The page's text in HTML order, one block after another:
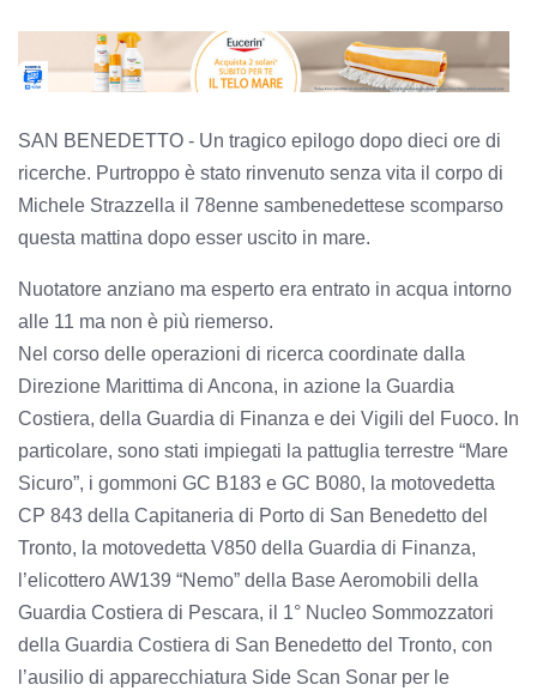
SAN BENEDETTO - Un tragico epilogo dopo dieci ore di
ricerche. Purtroppo è stato rinvenuto senza vita il corpo di
Michele Strazzella il 78enne sambenedettese scomparso
questa mattina dopo esser uscito in mare.
Nuotatore anziano ma esperto era entrato in acqua intorno
alle 11 ma non è più riemerso.
Nel corso delle operazioni di ricerca coordinate dalla
Direzione Marittima di Ancona, in azione la Guardia
Costiera, della Guardia di Finanza e dei Vigili del Fuoco. In
particolare, sono stati impiegati la pattuglia terrestre “Mare
Sicuro”, i gommoni GC B183 e GC B080, la motovedetta
CP 843 della Capitaneria di Porto di San Benedetto del
Tronto, la motovedetta V850 della Guardia di Finanza,
l’elicottero AW139 “Nemo” della Base Aeromobili della
Guardia Costiera di Pescara, il 1° Nucleo Sommozzatori
della Guardia Costiera di San Benedetto del Tronto, con
l’ausilio di apparecchiatura Side Scan Sonar per le